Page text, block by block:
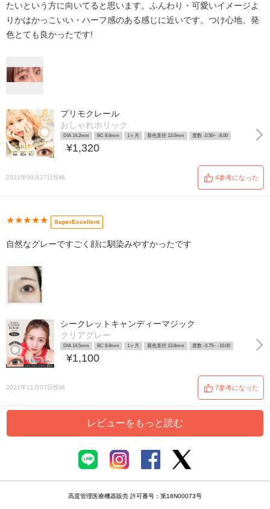
たいという方に向いてると思います。ふんわり・可愛いイメージよ
りかはかっこいい・ハーフ感のある感じに近いです。つけ心地、発
色とても良かったです!
プリモクレール
おしゃれホリック
DIA 14.2mm BC 8.6mm 1ヶ月 着色直径 13.0mm 度数 -0.50~ -8.00
¥1,320
2021年09月27日投稿 4参考になった
★★★★★ SuperExcellent
自然なグレーですごく顔に馴染みやすかったです
シークレットキャンディーマジック
クリアグレー
DIA 14.5mm BC 8.8mm 1ヶ月 着色直径 13.8mm 度数 -0.75~ -10.00
¥1,100
2021年11月07日投稿 7参考になった
レビューをもっと読む
高度管理医療機器販売 許可番号：第18N00073号